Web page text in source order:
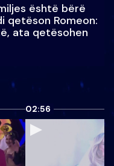
është bërë
qetëson Romeon:
ata qetësohen
02:56